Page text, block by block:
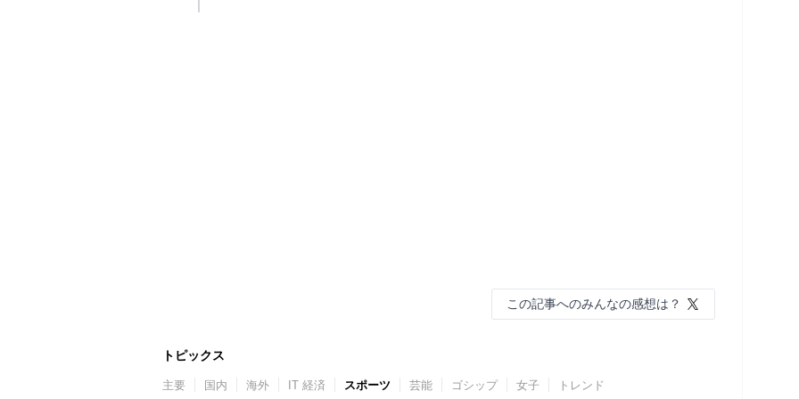
この記事へのみんなの感想は？
トピックス
主要 国内 海外 IT 経済 スポーツ 芸能 ゴシップ 女子 トレンド